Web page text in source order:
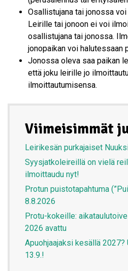
Osallistujana tai jonossa
Leirille tai jonoon ei voi
osallistujana tai jonossa.
jonopaikan voi halutessaan
Jonossa oleva saa paikan
että joku leirille jo
ilmoittautumisensa.
Viimeisimmät
Leirikesän purkajaiset
Syysjatkoleireillä on vielä
ilmoittaudu nyt!
Protun puistotapahtuma
8.8.2026
Protu-kokeille:
2026 avattu
Apuohjaajaksi kesällä 2027?
13.9.!